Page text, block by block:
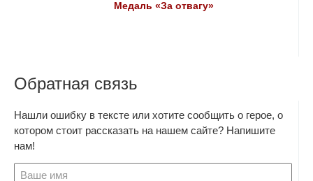
Медаль «За отвагу»
Обратная связь
Нашли ошибку в тексте или хотите сообщить о герое, о
котором стоит рассказать на нашем сайте? Напишите
нам!